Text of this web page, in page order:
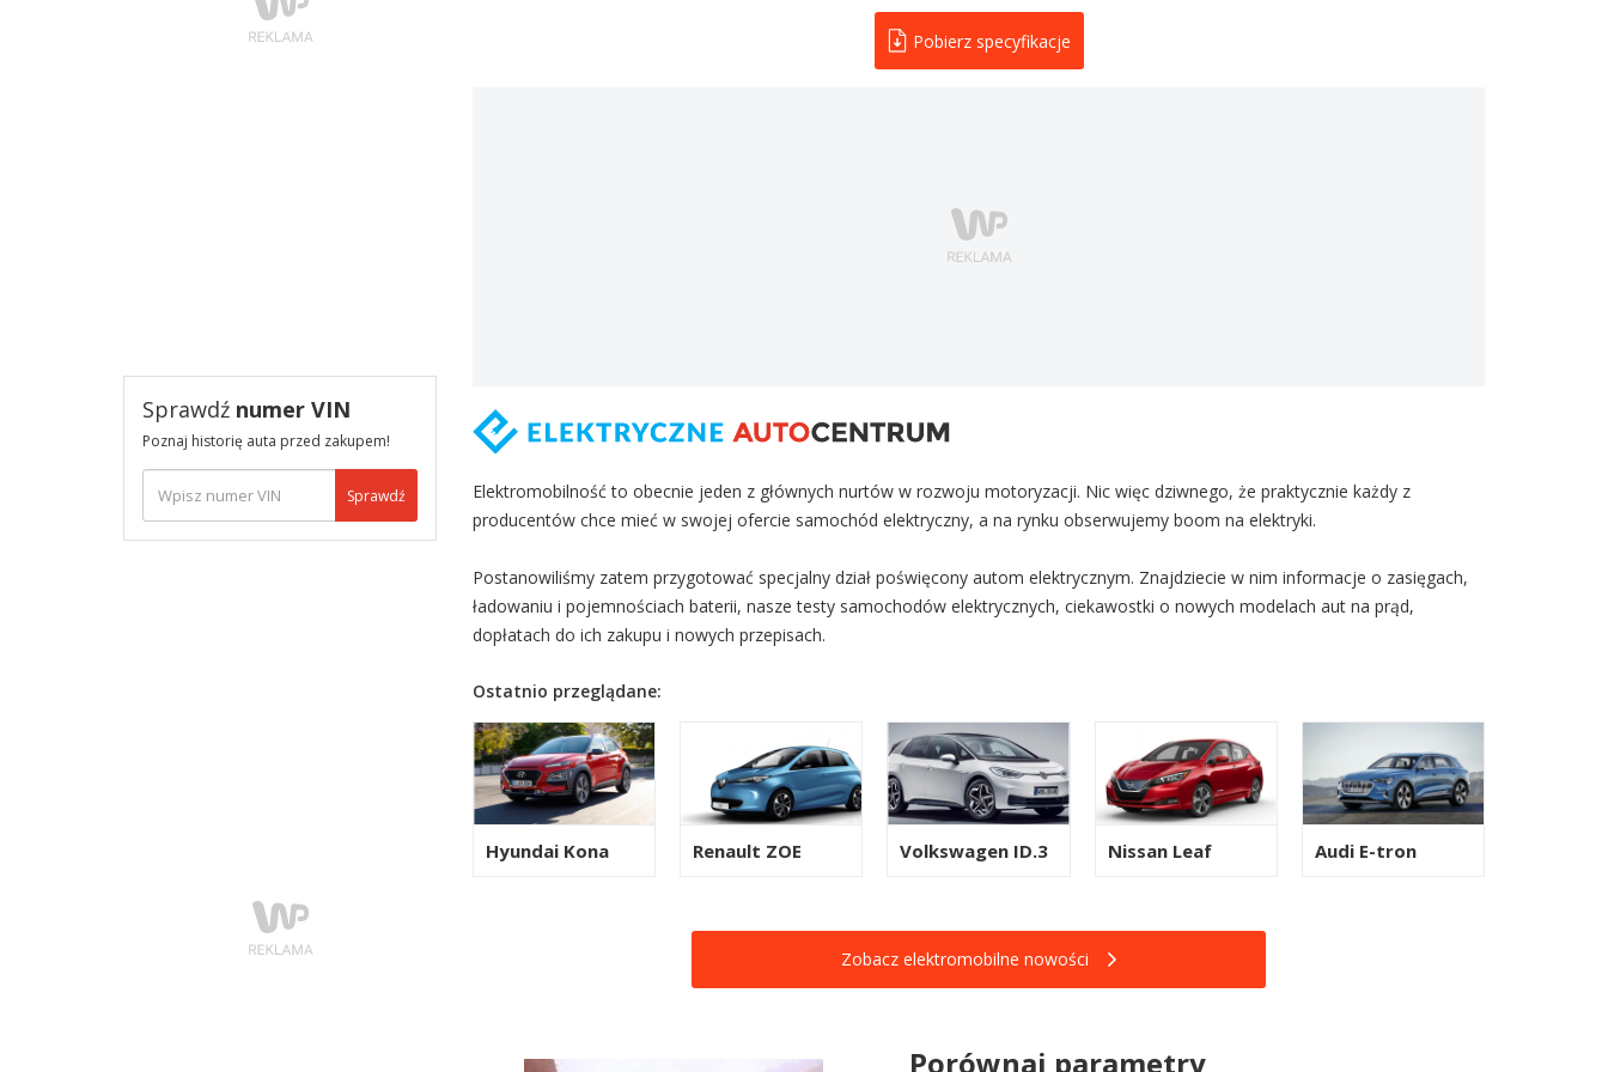
Pobierz specyfikacje
Elektromobilność to obecnie jeden z głównych nurtów w rozwoju motoryzacji. Nic więc dziwnego, że praktycznie każdy z
producentów chce mieć w swojej ofercie samochód elektryczny, a na rynku obserwujemy boom na elektryki.
Postanowiliśmy zatem przygotować specjalny dział poświęcony autom elektrycznym. Znajdziecie w nim informacje o zasięgach,
ładowaniu i pojemnościach baterii, nasze testy samochodów elektrycznych, ciekawostki o nowych modelach aut na prąd,
dopłatach do ich zakupu i nowych przepisach.
Ostatnio przeglądane:
Hyundai Kona Renault ZOE Volkswagen ID.3 Nissan Leaf Audi E-tron
Zobacz elektromobilne nowości
Porównaj parametry
Sprawdź numer VIN
Poznaj historię auta przed zakupem!
Sprawdź